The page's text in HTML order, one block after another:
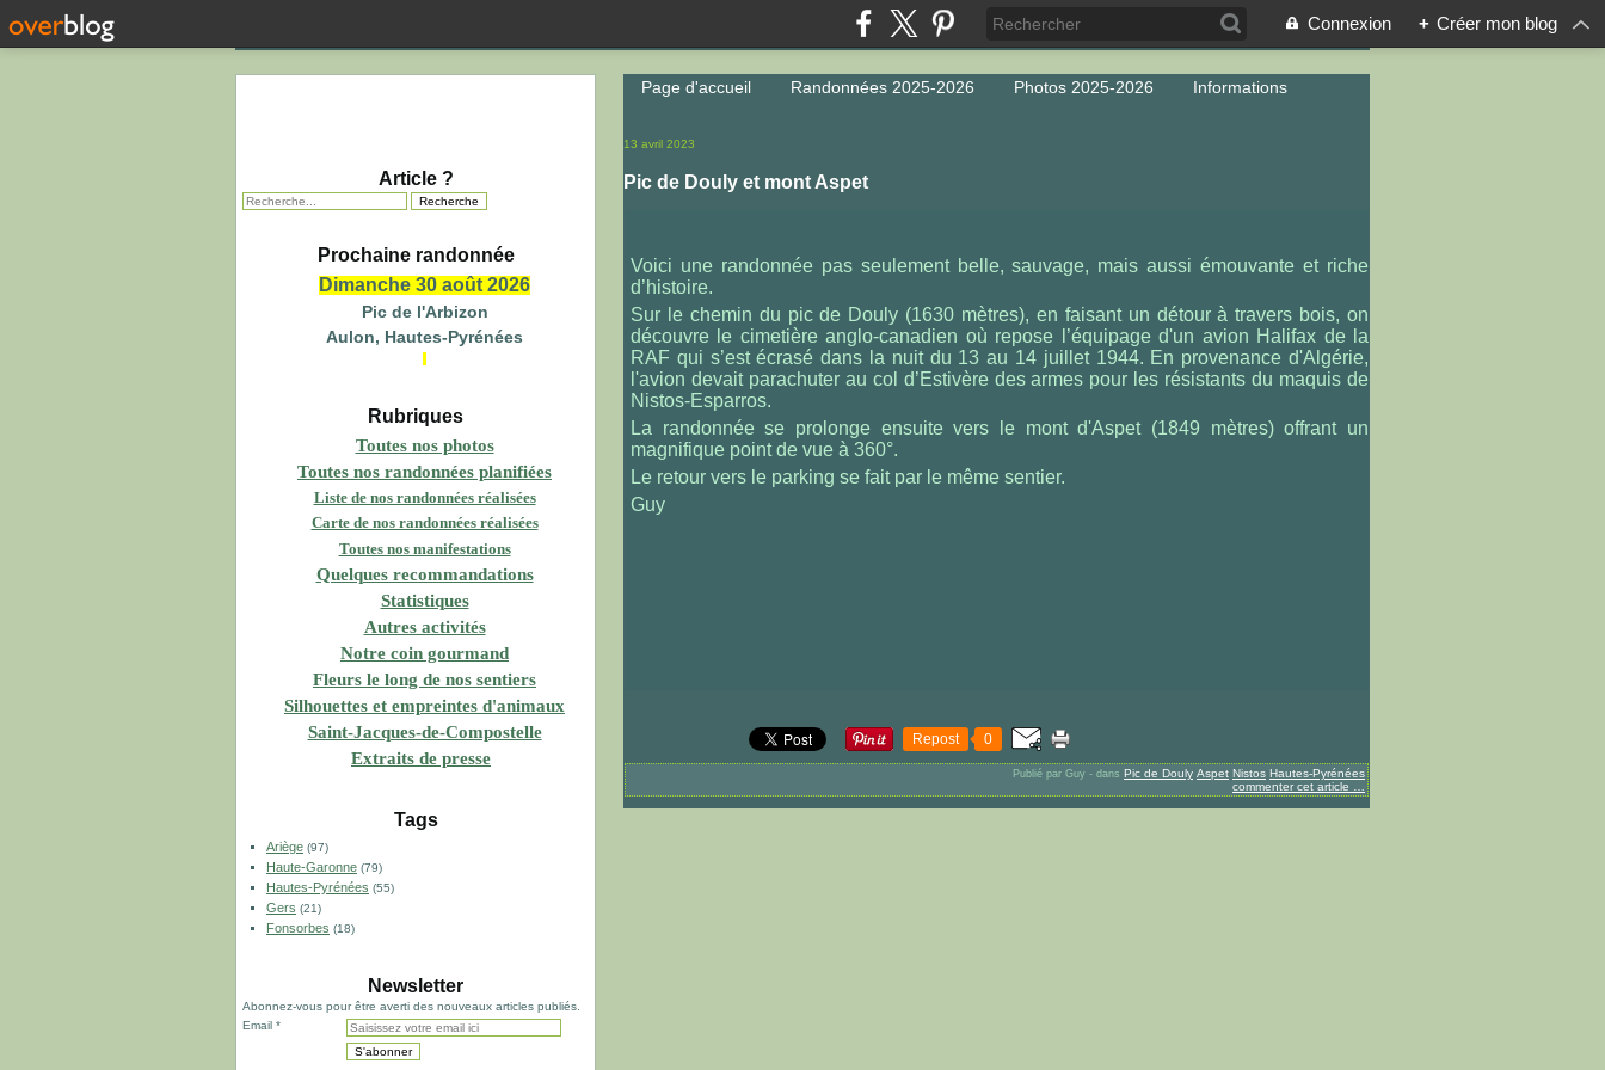
Connexion + Créer mon blog
Article ?
Prochaine randonnée
Dimanche 30 août 2026
Pic de l'Arbizon
Aulon, Hautes-Pyrénées
Rubriques
Toutes nos photos
Toutes nos randonnées planifiées
Liste de nos randonnées réalisées
Carte de nos randonnées réalisées
Toutes nos manifestations
Quelques recommandations
Statistiques
Autres activités
Notre coin gourmand
Fleurs le long de nos sentiers
Silhouettes et empreintes d'animaux
Saint-Jacques-de-Compostelle
Extraits de presse
Tags
Ariège (97)
Haute-Garonne (79)
Hautes-Pyrénées (55)
Gers (21)
Fonsorbes (18)
Newsletter
Abonnez-vous pour être averti des nouveaux articles publiés.
Email
Page d'accueil Randonnées 2025-2026 Photos 2025-2026 Informations
13 avril 2023
Pic de Douly et mont Aspet
Voici une randonnée pas seulement belle, sauvage, mais aussi émouvante et riche
d’histoire.
Sur le chemin du pic de Douly (1630 mètres), en faisant un détour à travers bois, on
découvre le cimetière anglo-canadien où repose l’équipage d'un avion Halifax de la
RAF qui s’est écrasé dans la nuit du 13 au 14 juillet 1944. En provenance d'Algérie,
l'avion devait parachuter au col d’Estivère des armes pour les résistants du maquis de
Nistos-Esparros.
La randonnée se prolonge ensuite vers le mont d'Aspet (1849 mètres) offrant un
magnifique point de vue à 360°.
Le retour vers le parking se fait par le même sentier.
Guy
Repost 0
Publié par Guy - dans Pic de Douly Aspet Nistos Hautes-Pyrénées
commenter cet article